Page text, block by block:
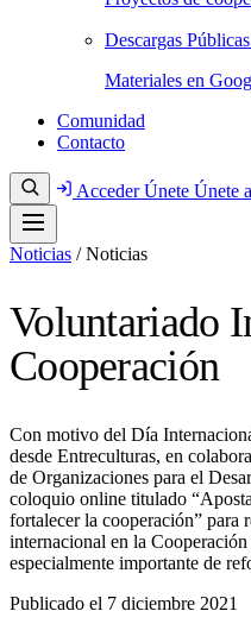
Descargas Públicas
Materiales en
Comunidad
Contacto
AccederÚnete Únete
Noticias / Noticias
Voluntariado
Cooperación
Con motivo del Día
desde Entreculturas, en
de Organizaciones para el
coloquio online titulado
fortalecer la cooperación”
internacional en la
especialmente importante de
Publicado el 7 diciembre 2021